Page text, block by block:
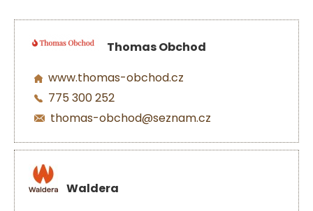
Thomas Obchod
www.thomas-obchod.cz
775 300 252
thomas-obchod@seznam.cz
Waldera